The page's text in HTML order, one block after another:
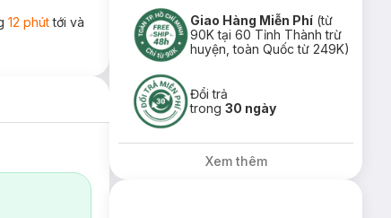
12 phúttới và
Giao Hàng Miễn Phí (từ
90K tại 60 Tỉnh Thành trừ
huyện, toàn Quốc từ 249K)
Đổi trả
trong30 ngày
Xem thêm